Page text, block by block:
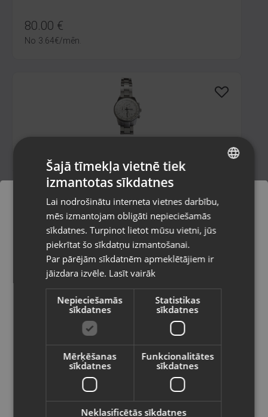
80.00 €
No 3.64€/mēn.
BBS C1 Timewear
Rīga, Merķeļa iela 7
Stāvoklis Lietots (Garantija 6 mēneši)
130.00€
/mēn.
Ratio Freediver 01290807
Pasūtījumi tiks piegādāti uz
izvēlēto valsti
Vietnes saturs būs attēlots izvēlētajā
valodā
Valsts
Latviešu / Latvian
RUSSIAN
Šajā tīmekļa vietnē tiek
izmantotas sīkdatnes
Lai nodrošinātu interneta vietnes darbību,
mēs izmantojam obligāti nepieciešamās
sīkdatnes. Turpinot lietot mūsu vietni, jūs
piekrītat šo sīkdatņu izmantošanai.
Par pārējām sīkdatnēm apmeklētājiem ir
jāizdara izvēle. Lasīt vairāk
Nepieciešamās
sīkdatnes
Statistikas
sīkdatnes
Mērķēšanas
sīkdatnes
Funkcionalitātes
sīkdatnes
Neklasificētās sīkdatnes